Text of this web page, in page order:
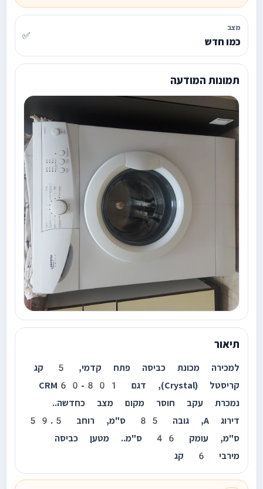
מצב
כמו חדש ✅
תמונות המודעה
תיאור
למכירה מכונת כביסה פתח קדמי, 5 קג
קריסטל (Crystal), דגם CRM60-801
נמכרת עקב חוסר מקום מצב כחדשה..
דירוג A, גובה 85 ס"מ, רוחב 59.5
ס"מ, עומק 46 ס"מ.. מטען כביסה
מירבי 6 קג